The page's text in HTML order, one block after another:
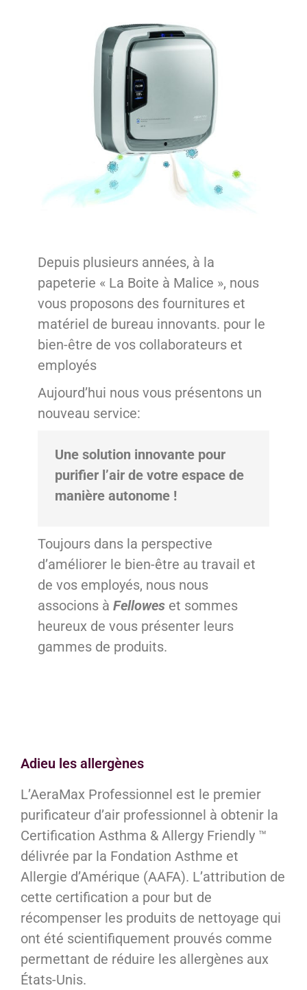
Depuis plusieurs années, à la
papeterie « La Boite à Malice », nous
vous proposons des fournitures et
matériel de bureau innovants. pour le
bien-être de vos collaborateurs et
employés
Aujourd’hui nous vous présentons un
nouveau service:
Une solution innovante pour
purifier l’air de votre espace de
manière autonome !
Toujours dans la perspective
d’améliorer le bien-être au travail et
de vos employés, nous nous
associons à Fellowes et sommes
heureux de vous présenter leurs
gammes de produits.
Adieu les allergènes
L’AeraMax Professionnel est le premier
purificateur d’air professionnel à obtenir la
Certification Asthma & Allergy Friendly ™
délivrée par la Fondation Asthme et
Allergie d’Amérique (AAFA). L’attribution de
cette certification a pour but de
récompenser les produits de nettoyage qui
ont été scientifiquement prouvés comme
permettant de réduire les allergènes aux
États-Unis.